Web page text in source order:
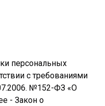
персональных
с требованиями
№152-ФЗ «О
- Закон о